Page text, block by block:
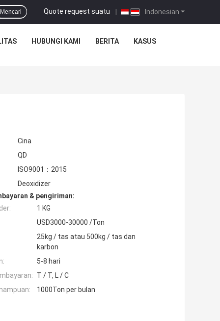
Indonesian
Quote request suatu |
Mencari
HUBUNGI KAMI BERITA KASUS
Cina
QD
ISO9001：2015
Deoxidizer
& pengiriman:
1 KG
USD3000-30000 /Ton
25kg / tas atau 500kg / tas dan
karbon
5-8 hari
T / T, L / C
1000Ton per bulan